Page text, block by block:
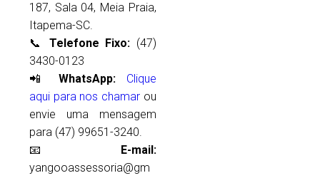
187, Sala 04, Meia Praia,
Itapema-SC.
📞Telefone Fixo: (47)
3430-0123
📲WhatsApp:
Clique
aqui para nos chamarou
envie uma mensagem
para (47) 99651-3240.
📧
E-mail:
yangooassessoria@gm